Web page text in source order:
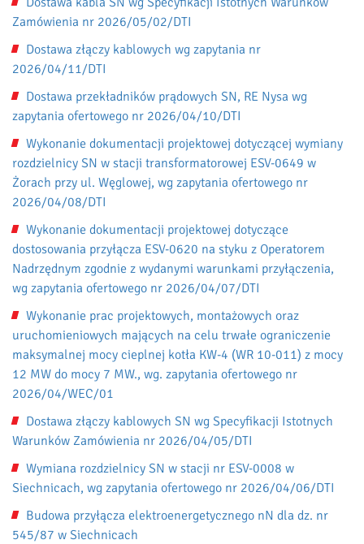
Zamówienia nr 2026/05/02/DTI
Dostawa złączy kablowych wg zapytania nr
2026/04/11/DTI
Dostawa przekładników prądowych SN, RE Nysa wg
zapytania ofertowego nr 2026/04/10/DTI
Wykonanie dokumentacji projektowej dotyczącej wymiany
rozdzielnicy SN w stacji transformatorowej ESV-0649 w
Żorach przy ul. Węglowej, wg zapytania ofertowego nr
2026/04/08/DTI
Wykonanie dokumentacji projektowej dotyczące
dostosowania przyłącza ESV-0620 na styku z Operatorem
Nadrzędnym zgodnie z wydanymi warunkami przyłączenia,
wg zapytania ofertowego nr 2026/04/07/DTI
Wykonanie prac projektowych, montażowych oraz
uruchomieniowych mających na celu trwałe ograniczenie
maksymalnej mocy cieplnej kotła KW-4 (WR 10-011) z mocy
12 MW do mocy 7 MW., wg. zapytania ofertowego nr
2026/04/WEC/01
Dostawa złączy kablowych SN wg Specyfikacji Istotnych
Warunków Zamówienia nr 2026/04/05/DTI
Wymiana rozdzielnicy SN w stacji nr ESV-0008 w
Siechnicach, wg zapytania ofertowego nr 2026/04/06/DTI
Budowa przyłącza elektroenergetycznego nN dla dz. nr
545/87 w Siechnicach